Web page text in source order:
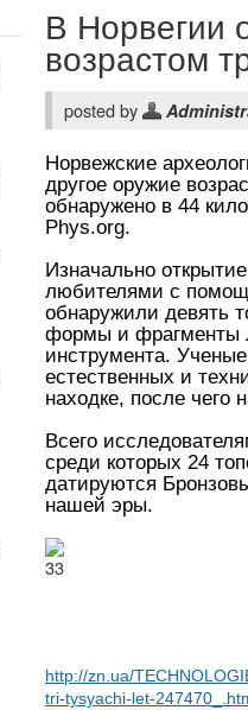
В Норвегии
возрастом
posted by
Норвежские
другое оружие
обнаружено в 44
Phys.org.
Изначально
любителями с
обнаружили девять
формы и фрагменты
инструмента.
естественных и
находке, после чего
Всего
среди которых 24
датируются
нашей эры.
http://zn.ua/
tri-tysyachi-let-